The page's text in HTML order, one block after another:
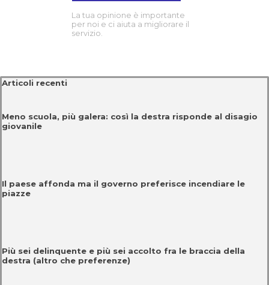
La tua opinione è importante
per noi e ci aiuta a migliorare il
servizio.
Salta blocco Articoli recenti
Articoli recenti
Meno scuola, più galera: così la destra risponde al disagio
giovanile
Il paese affonda ma il governo preferisce incendiare le
piazze
Più sei delinquente e più sei accolto fra le braccia della
destra (altro che preferenze)